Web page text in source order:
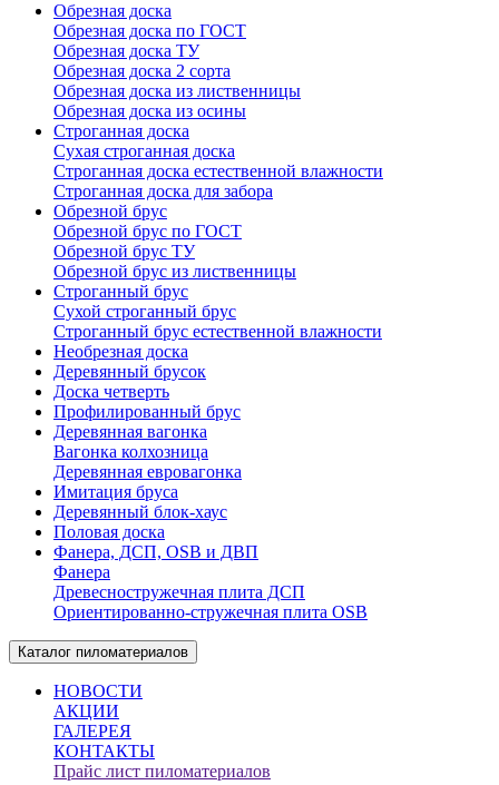
Обрезная доска
Обрезная доска по ГОСТ
Обрезная доска ТУ
Обрезная доска 2 сорта
Обрезная доска из лиственницы
Обрезная доска из осины
Строганная доска
Сухая строганная доска
Строганная доска естественной влажности
Строганная доска для забора
Обрезной брус
Обрезной брус по ГОСТ
Обрезной брус ТУ
Обрезной брус из лиственницы
Строганный брус
Сухой строганный брус
Строганный брус естественной влажности
Необрезная доска
Деревянный брусок
Доска четверть
Профилированный брус
Деревянная вагонка
Вагонка колхозница
Деревянная евровагонка
Имитация бруса
Деревянный блок-хаус
Половая доска
Фанера, ДСП, OSB и ДВП
Фанера
Древесностружечная плита ДСП
Ориентированно-стружечная плита OSB
Каталог пиломатериалов
НОВОСТИ
АКЦИИ
ГАЛЕРЕЯ
КОНТАКТЫ
Прайс лист пиломатериалов